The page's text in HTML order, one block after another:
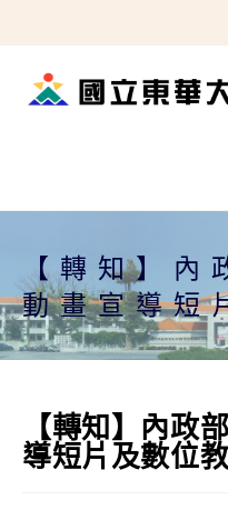
轉
【轉知】內
動畫宣導短
【轉知】內政
導短片及數位